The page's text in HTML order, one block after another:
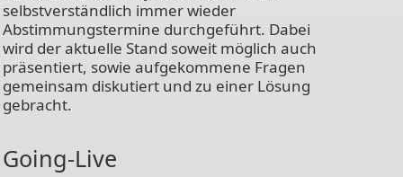
selbstverständlich immer wieder
Abstimmungstermine durchgeführt. Dabei
wird der aktuelle Stand soweit möglich auch
präsentiert, sowie aufgekommene Fragen
gemeinsam diskutiert und zu einer Lösung
gebracht.
Going-Live